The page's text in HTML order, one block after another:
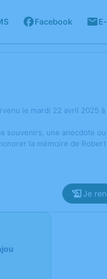
Facebook
le mardi 22 avril 2025 à
souvenirs, une anecdote
la mémoire de Robert
Je